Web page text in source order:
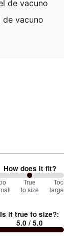
de vacuno
de vacuno
How does it fit?
small
True
to size
Too
large
Is it true to size?:
5.0 / 5.0